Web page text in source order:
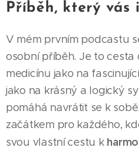
Příběh, který vás
V mém prvním podcastu
osobní příběh. Je to cesta
medicínu jako na
jako na krásný a logický
pomáhá navrátit se k
začátkem pro každého,
svou vlastní cestu k